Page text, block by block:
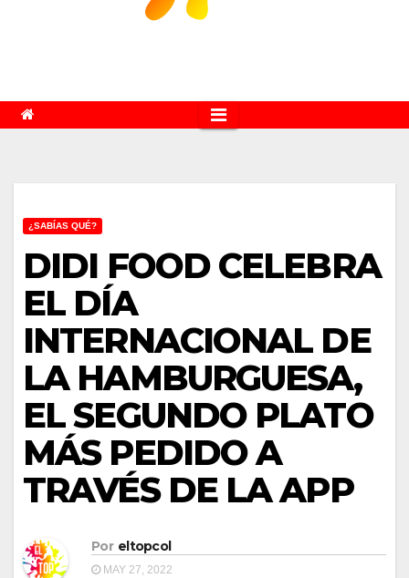
¿SABÍAS QUÉ?
DIDI FOOD CELEBRA
EL DÍA
INTERNACIONAL DE
LA HAMBURGUESA,
EL SEGUNDO PLATO
MÁS PEDIDO A
TRAVÉS DE LA APP
Por eltopcol
MAY 27, 2022